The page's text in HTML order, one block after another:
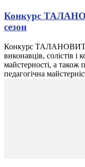
Конкурс
сезон
Конкурс
виконавців, солістів і
майстерності, а також
педагогічна